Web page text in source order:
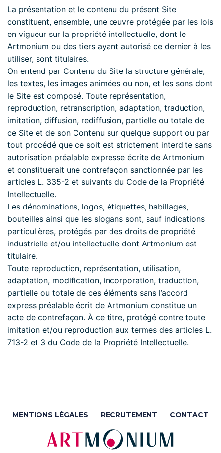
La présentation et le contenu du présent Site
constituent, ensemble, une œuvre protégée par les lois
en vigueur sur la propriété intellectuelle, dont le
Artmonium ou des tiers ayant autorisé ce dernier à les
utiliser, sont titulaires.
On entend par Contenu du Site la structure générale,
les textes, les images animées ou non, et les sons dont
le Site est composé. Toute représentation,
reproduction, retranscription, adaptation, traduction,
imitation, diffusion, rediffusion, partielle ou totale de
ce Site et de son Contenu sur quelque support ou par
tout procédé que ce soit est strictement interdite sans
autorisation préalable expresse écrite de Artmonium
et constituerait une contrefaçon sanctionnée par les
articles L. 335-2 et suivants du Code de la Propriété
Intellectuelle.
Les dénominations, logos, étiquettes, habillages,
bouteilles ainsi que les slogans sont, sauf indications
particulières, protégés par des droits de propriété
industrielle et/ou intellectuelle dont Artmonium est
titulaire.
Toute reproduction, représentation, utilisation,
adaptation, modification, incorporation, traduction,
partielle ou totale de ces éléments sans l’accord
express préalable écrit de Artmonium constitue un
acte de contrefaçon. À ce titre, protégé contre toute
imitation et/ou reproduction aux termes des articles L.
713-2 et 3 du Code de la Propriété Intellectuelle.
MENTIONS LÉGALES RECRUTEMENT CONTACT